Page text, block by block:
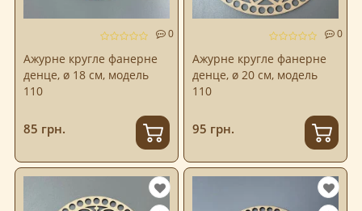
0
Ажурне кругле фанерне
денце, ø 18 см, модель
110
85 грн.
0
Ажурне кругле фанерне
денце, ø 20 см, модель
110
95 грн.